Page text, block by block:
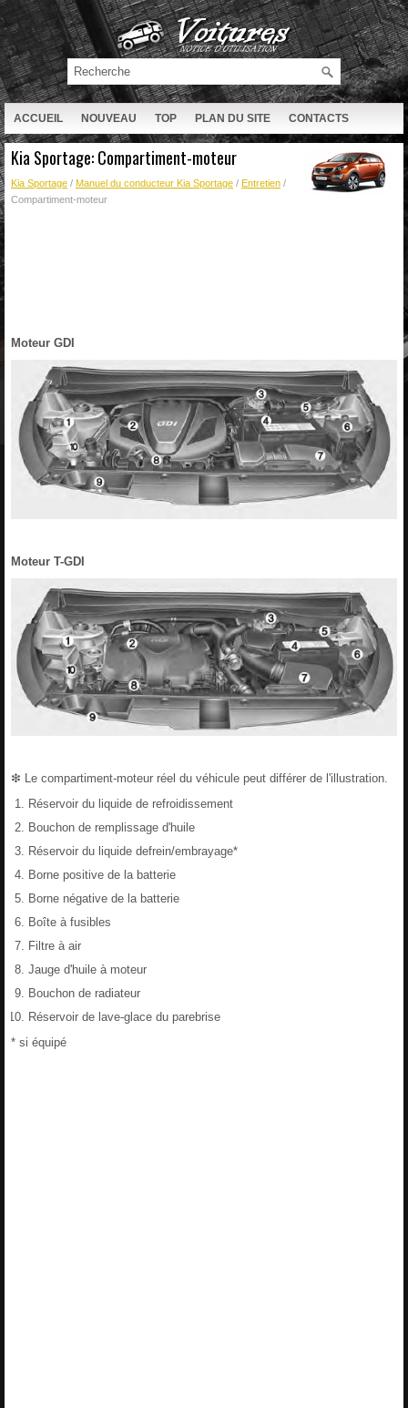
ACCUEIL NOUVEAU TOP PLAN DU SITE CONTACTS
RECHERCHE
Kia Sportage: Compartiment-moteur
Kia Sportage / Manuel du conducteur Kia Sportage / Entretien /
Compartiment-moteur
Moteur GDI
Moteur T-GDI
❇ Le compartiment-moteur réel du véhicule peut différer de l'illustration.
Réservoir du liquide de refroidissement
Bouchon de remplissage d'huile
Réservoir du liquide defrein/embrayage*
Borne positive de la batterie
Borne négative de la batterie
Boîte à fusibles
Filtre à air
Jauge d'huile à moteur
Bouchon de radiateur
Réservoir de lave-glace du parebrise
* si équipé